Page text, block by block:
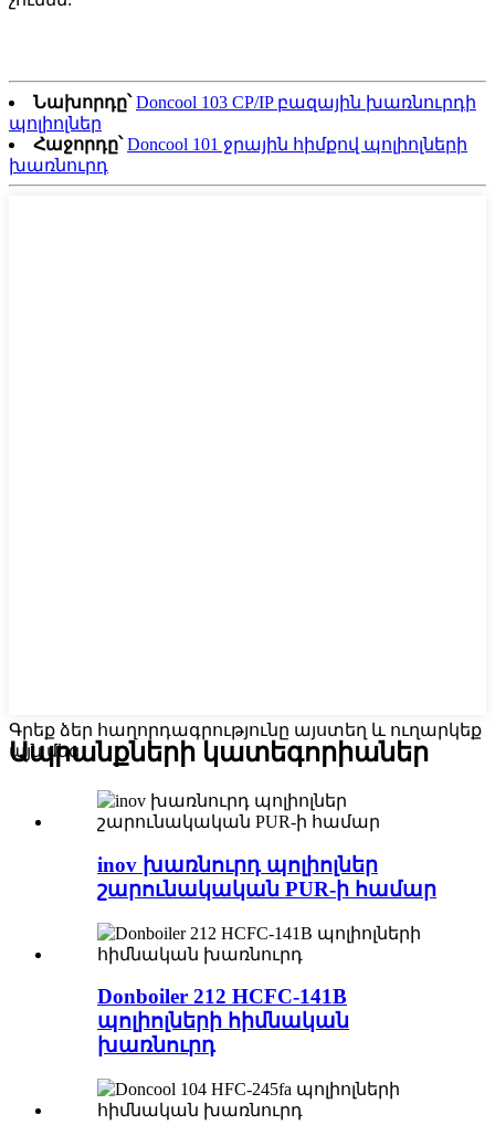
Նախորդը՝ Doncool 103 CP/IP բազային խառնուրդի
պոլիոլներ
Հաջորդը՝ Doncool 101 ջրային հիմքով պոլիոլների
խառնուրդ
Գրեք ձեր հաղորդագրությունը այստեղ և ուղարկեք
այն մեզ
Ապրանքների կատեգորիաներ
inov խառնուրդ պոլիոլներ
շարունակական PUR-ի համար
Donboiler 212 HCFC-141B
պոլիոլների հիմնական
խառնուրդ